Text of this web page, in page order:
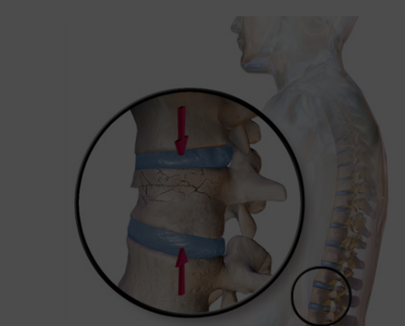
¿Natación o fisioterapia en el agua?
rehabilitación fisioterapéutica